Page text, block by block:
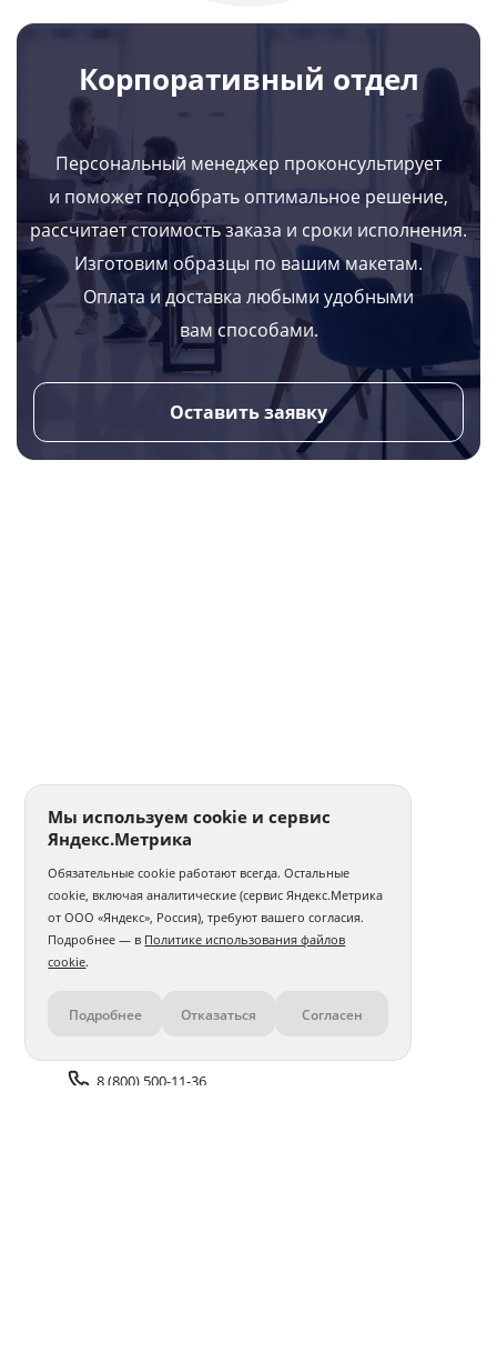
Корпоративный отдел
Персональный менеджер проконсультирует
и поможет подобрать оптимальное решение,
рассчитает стоимость заказа и сроки исполнения.
Изготовим образцы по вашим макетам.
Оплата и доставка любыми удобными
вам способами.
Оставить заявку
Контакты
8 (800) 500-11-36
Мы используем cookie и сервис
Яндекс.Метрика
Обязательные cookie работают всегда. Остальные
cookie, включая аналитические (сервис Яндекс.Метрика
от ООО «Яндекс», Россия), требуют вашего согласия.
Подробнее — в Политике использования файлов
cookie.
Подробнее Отказаться Согласен